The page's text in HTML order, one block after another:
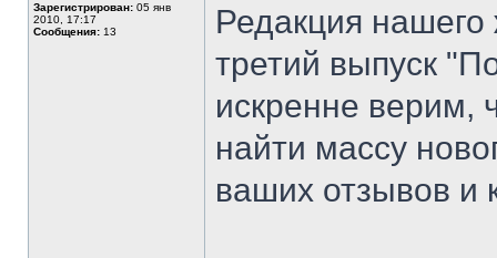
Зарегистрирован: 05 янв
2010, 17:17
Сообщения: 13
Редакция
третий выпуск
искренне верим,
найти массу
ваших отзывов и